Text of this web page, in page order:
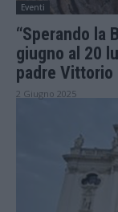
Eventi
“Sperando la
giugno al 20
padre Vittorio
2 Giugno 2025